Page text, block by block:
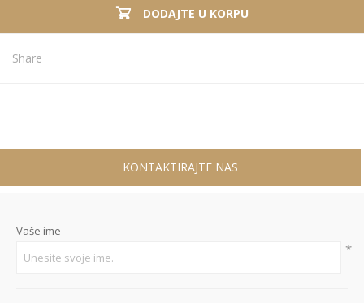
DODAJTE U KORPU
Share
KONTAKTIRAJTE NAS
Vaše ime
*